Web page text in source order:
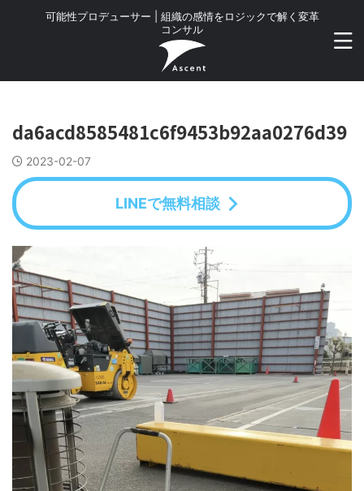
可能性プロデューサー | 組織の感情をロジックで解く変革
コンサル
da6acd8585481c6f9453b92aa0276d39
2023-02-07
LINEで無料相談